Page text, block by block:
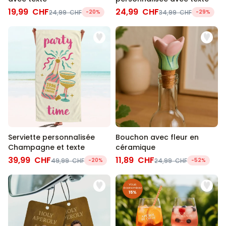
19,99 CHF24,99 CHF -20% 24,99 CHF34,99 CHF -29%
Serviette personnalisée
Champagne et texte
39,99 CHF49,99 CHF -20%
Bouchon avec fleur en
céramique
11,89 CHF24,99 CHF -52%